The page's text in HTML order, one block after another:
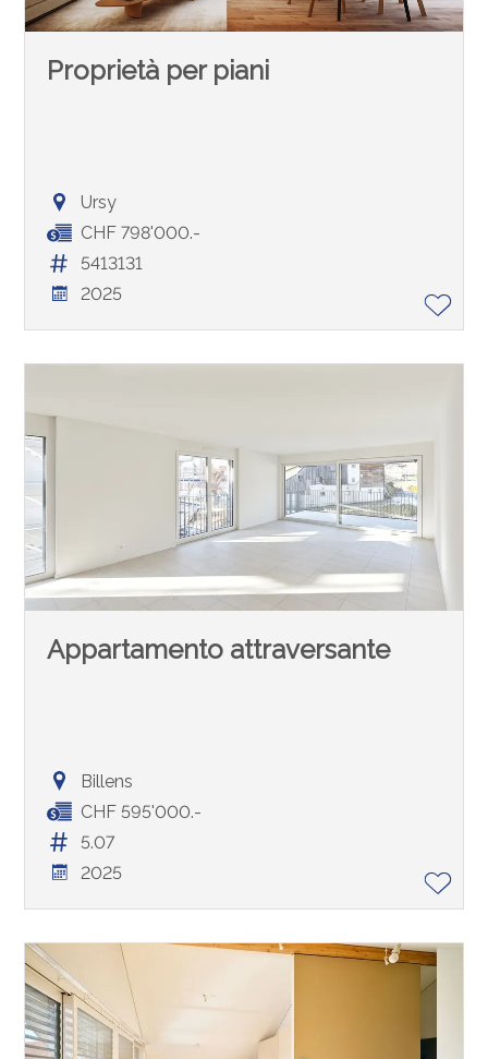
Proprietà per piani
Ursy
CHF 798'000.-
5413131
2025
Appartamento attraversante
Billens
CHF 595'000.-
5.07
2025